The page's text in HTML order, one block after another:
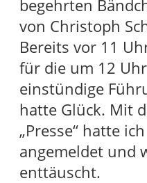
begehrten
von Christoph
Bereits vor 11
für die um 12
einstündige
hatte Glück. Mit
„Presse“ hatte
angemeldet und
enttäuscht.